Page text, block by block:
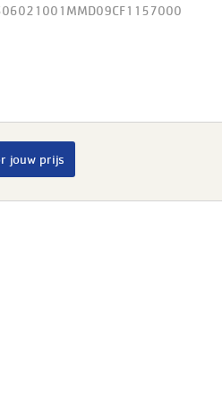
jouw prijs